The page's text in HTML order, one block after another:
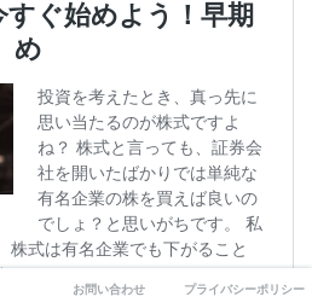
お問い合わせ プライバシーポリシー